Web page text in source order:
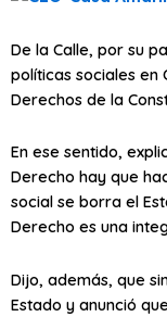
De la Calle, por su
políticas sociales en
Derechos de la
En ese sentido,
Derecho hay que
social se borra el
Derecho es una
Dijo, además, que
Estado y anunció